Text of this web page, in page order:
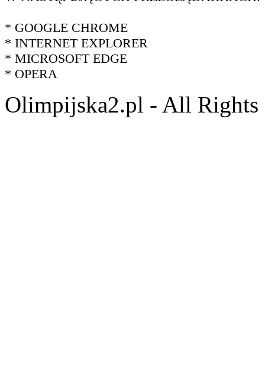
* GOOGLE CHROME
* INTERNET EXPLORER
* MICROSOFT EDGE
* OPERA
Olimpijska2.pl - All Rights